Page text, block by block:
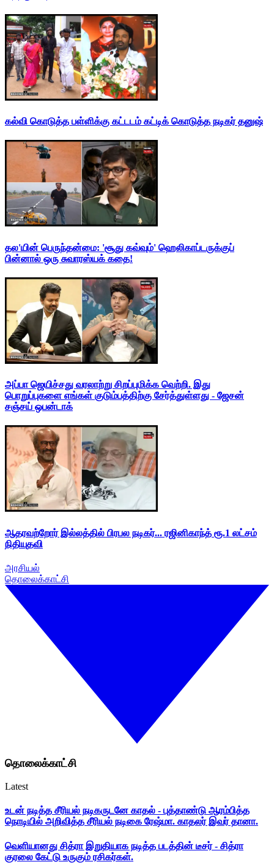
கல்வி கொடுத்த பள்ளிக்கு கட்டடம் கட்டிக் கொடுத்த நடிகர் தனுஷ்
தல'யின் பெருந்தன்மை: 'சூது கவ்வும்' ஹெலிகாப்டருக்குப்
பின்னால் ஒரு சுவாரஸ்யக் கதை!
அப்பா ஜெயிச்சது வரலாற்று சிறப்புமிக்க வெற்றி. இது
பொறுப்புகளை எங்கள் குடும்பத்திற்கு சேர்த்துள்ளது - ஜேசன்
சஞ்சய் ஒபன்டாக்
ஆதரவற்றோர் இல்லத்தில் பிரபல நடிகர்... ரஜினிகாந்த் ரூ.1 லட்சம்
நிதியுதவி
அரசியல்
தொலைக்காட்சி
தொலைக்காட்சி
Latest
உடன் நடித்த சீரியல் நடிகருடனே காதல் - புத்தாண்டு ஆரம்பித்த
நொடியில் அறிவித்த சீரியல் நடிகை ரேஷ்மா. காதலர் இவர் தானா.
வெளியானது சித்ரா இறுதியாக நடித்த படத்தின் டீசர் - சித்ரா
குரலை கேட்டு உருகும் ரசிகர்கள்.